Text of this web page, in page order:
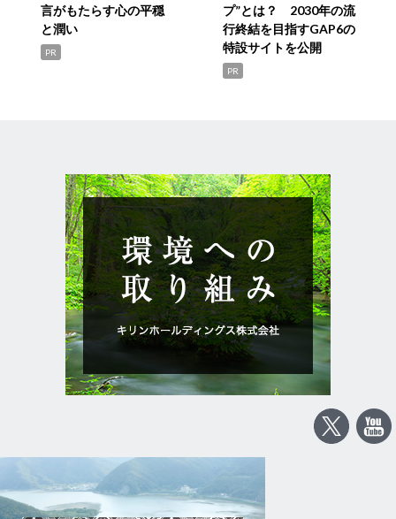
言がもたらす心の平穏
と潤い
PR
プ”とは？ 2030年の流
行終結を目指すGAP6の
特設サイトを公開
PR